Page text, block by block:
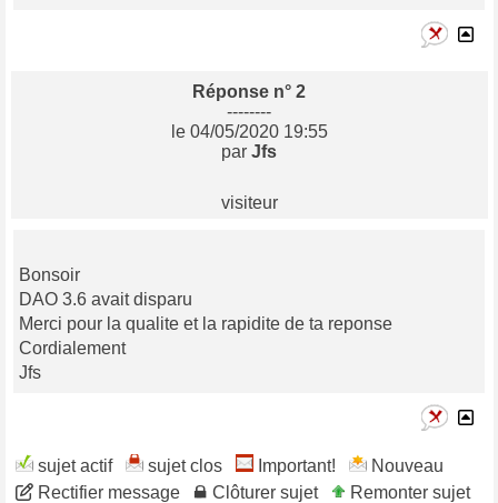
Réponse n° 2
--------
le 04/05/2020 19:55
par Jfs
visiteur
Bonsoir
DAO 3.6 avait disparu
Merci pour la qualite et la rapidite de ta reponse
Cordialement
Jfs
sujet actif sujet clos Important!
Nouveau
Rectifier message
Clôturer sujet
Remonter sujet